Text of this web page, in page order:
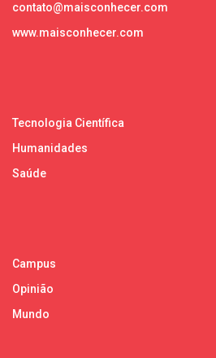
contato@maisconhecer.com
www.maisconhecer.com
Tecnologia Científica
Humanidades
Saúde
Campus
Opinião
Mundo